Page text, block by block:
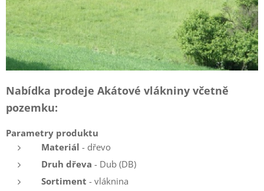
Nabídka prodeje Akátové vlákniny včetně
pozemku:
Parametry produktu
Materiál - dřevo
Druh dřeva - Dub (DB)
Sortiment - vláknina